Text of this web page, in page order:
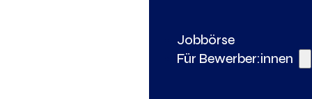
Jobbörse
Für Bewerber:innen